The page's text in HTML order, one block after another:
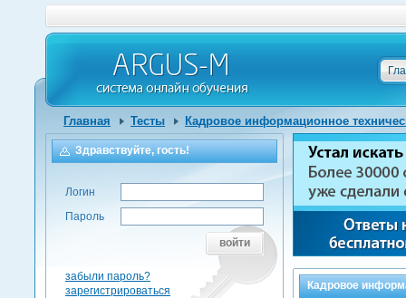
Главная Тесты Кадровое информационное
Кадровое
Здравствуйте, гость!
Логин
Пароль
войти
забыли пароль?
зарегистрироваться